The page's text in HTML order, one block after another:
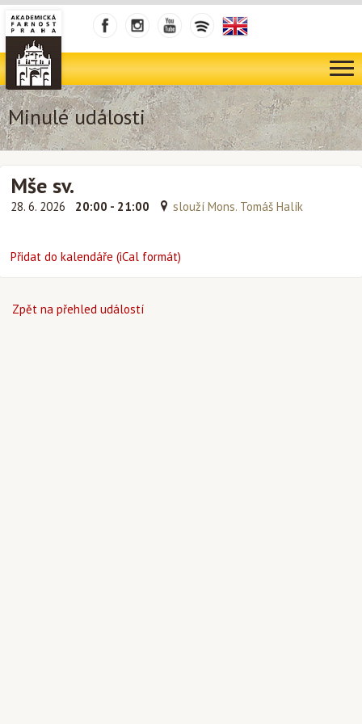
Minulé události
Mše sv.
28. 6. 2026 20:00 - 21:00 slouží Mons. Tomáš Halík
Přidat do kalendáře (iCal formát)
Zpět na přehled událostí